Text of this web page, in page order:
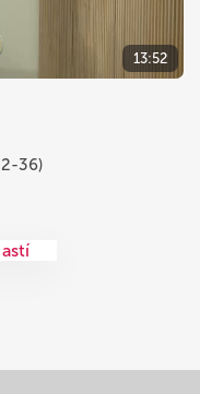
13:52
36)